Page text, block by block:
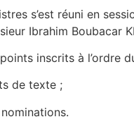
s’est réuni en
Ibrahim Boubacar
inscrits à l’ordre
de texte ;